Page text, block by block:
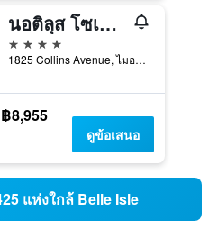
นอติลุส โซเนสตา ไมอามี บีช
4 ดาว
1825 Collins Avenue, ไมอามีบีช, FL, สหรัฐอเมริกา
฿8,955
ดูข้อเสนอ
แห่งใกล้ Belle Isle